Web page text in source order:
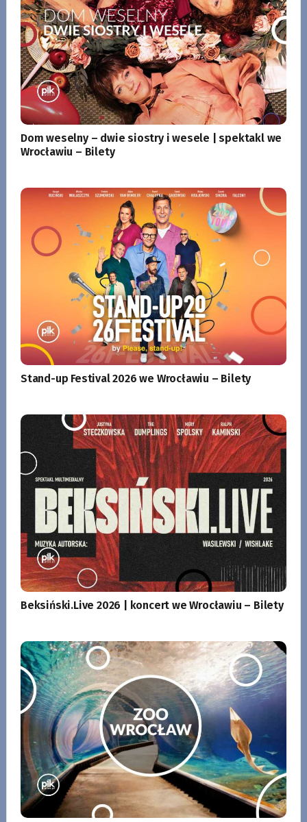
Dom weselny – dwie siostry i wesele | spektakl we
Wrocławiu – Bilety
Stand-up Festival 2026 we Wrocławiu – Bilety
Beksiński.Live 2026 | koncert we Wrocławiu – Bilety